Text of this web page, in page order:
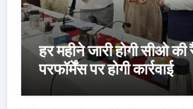
हर महीने जारी होगी सीओ
परफॉर्मेंस पर होगी कार्रवाई